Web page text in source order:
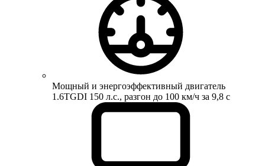
Мощный и энергоэффективный двигатель
1.6TGDI 150 л.с., разгон до 100 км/ч за 9,8 с